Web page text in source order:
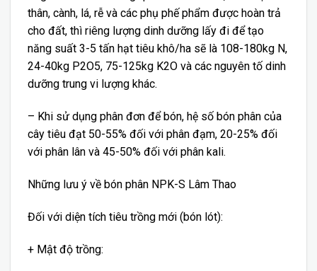
thân, cành, lá, rễ và các phụ phế phẩm được hoàn trả
cho đất, thì riêng lượng dinh dưỡng lấy đi để tạo
năng suất 3-5 tấn hạt tiêu khô/ha sẽ là 108-180kg N,
24-40kg P2O5, 75-125kg K2O và các nguyên tố dinh
dưỡng trung vi lượng khác.
– Khi sử dụng phân đơn để bón, hệ số bón phân của
cây tiêu đạt 50-55% đối với phân đạm, 20-25% đối
với phân lân và 45-50% đối với phân kali.
Những lưu ý về bón phân NPK-S Lâm Thao
Đối với diện tích tiêu trồng mới (bón lót):
+ Mật độ trồng: